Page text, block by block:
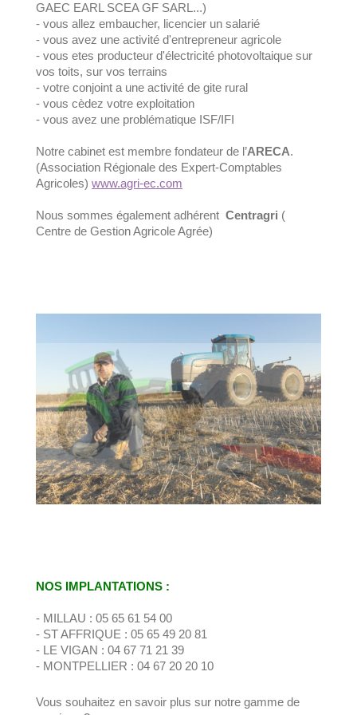
GAEC EARL SCEA GF SARL...)
- vous allez embaucher, licencier un salarié
- vous avez une activité d'entrepreneur agricole
- vous etes producteur d'électricité photovoltaique sur
vos toits, sur vos terrains
- votre conjoint a une activité de gite rural
- vous cèdez votre exploitation
- vous avez une problématique ISF/IFI
Notre cabinet est membre fondateur de l’ARECA.
(Association Régionale des Expert-Comptables
Agricoles) www.agri-ec.com
Nous sommes également adhérent Centragri (
Centre de Gestion Agricole Agrée)
NOS IMPLANTATIONS :
- MILLAU : 05 65 61 54 00
- ST AFFRIQUE : 05 65 49 20 81
- LE VIGAN : 04 67 71 21 39
- MONTPELLIER : 04 67 20 20 10
Vous souhaitez en savoir plus sur notre gamme de